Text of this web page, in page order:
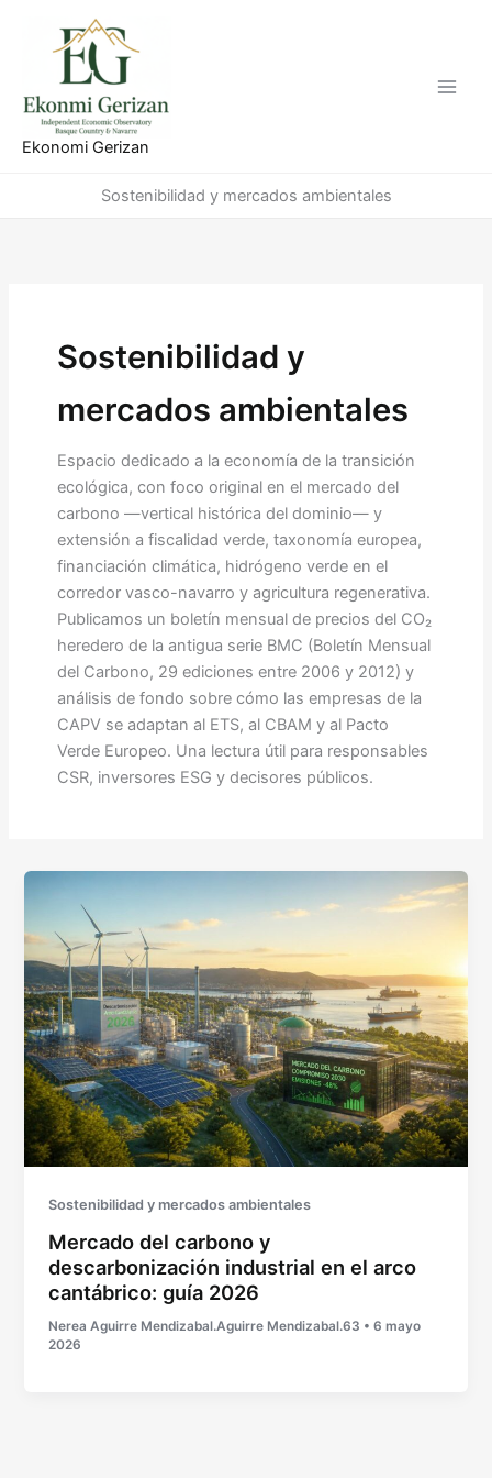
Ekonomi Gerizan
Sostenibilidad y mercados ambientales
Sostenibilidad y
mercados ambientales
Espacio dedicado a la economía de la transición
ecológica, con foco original en el mercado del
carbono —vertical histórica del dominio— y
extensión a fiscalidad verde, taxonomía europea,
financiación climática, hidrógeno verde en el
corredor vasco-navarro y agricultura regenerativa.
Publicamos un boletín mensual de precios del CO₂
heredero de la antigua serie BMC (Boletín Mensual
del Carbono, 29 ediciones entre 2006 y 2012) y
análisis de fondo sobre cómo las empresas de la
CAPV se adaptan al ETS, al CBAM y al Pacto
Verde Europeo. Una lectura útil para responsables
CSR, inversores ESG y decisores públicos.
Sostenibilidad y mercados ambientales
Mercado del carbono y
descarbonización industrial en el arco
cantábrico: guía 2026
Nerea Aguirre Mendizabal.Aguirre Mendizabal.63 •6 mayo
2026